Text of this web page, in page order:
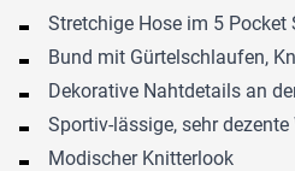
Stretchige Hose im 5 Pocket
Bund mit Gürtelschlaufen,
Dekorative Nahtdetails an
Sportiv-lässige, sehr
Modischer Knitterlook